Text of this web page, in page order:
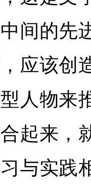
间的先
应该创
人物来
起来，
与实践